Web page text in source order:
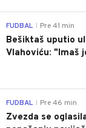
FUDBAL Pre 41 min
Bešiktaš uputio
Vlahoviću: "Imaš
FUDBAL Pre 46 min
Zvezda se